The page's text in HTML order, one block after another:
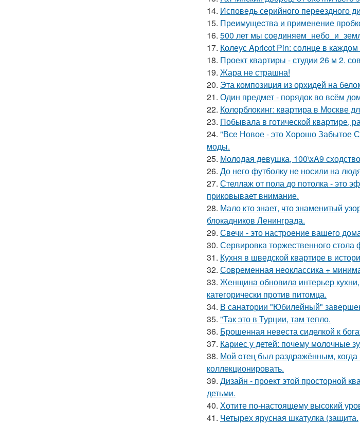
14. Исповедь серийного переездного
15. Прeимущecтва и примeнeниe
16. 500 лет мы
17. Колеус Apricot Pin: солнце в каждом
18. Проект квартиры - студии 26 м 2.
19. Жара не страшна!
20. Эта композиция из орхидей на
21. Один предмет - порядок во всём
22. Колорблокинг: квартира в Москве
23. Побывала в готической квартире,
24. "Все Новое - это Хорошо Забытое
моды.
25. Молодая девушка, 100\xA9
26. До него футболку не носили на
27. Стеллаж от пола до потолка - это
приковывает внимание.
28. Мало кто знает, что знаменитый
блокадников Ленинграда.
29. Свечи - это настроение вашего
30. Сервировка торжественного
31. Кухня в шведской квартире в
32. Современная неоклассика +
33. Женщина обновила интерьер кухни,
категорически против питомца.
34. В санатории "Юбилейный"
35. "Так это в Турции, там тепло.
36. Брошенная невеста сиделкой к
37. Кариес у детей: почему молочные
38. Мой oтец был раздражённым,
коллекционировать.
39. Дизайн - проект этой просторной
детьми.
40. Хотите по-настоящему высокий
41. Четырех ярусная шкатулка (защита.